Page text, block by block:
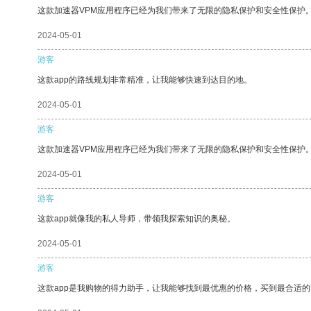
这款加速器VPM应用程序已经为我们带来了无限的隐私保护和安全性保护。
2024-05-01
游客
这款app的路线规划非常精准，让我能够快速到达目的地。
2024-05-01
游客
这款加速器VPM应用程序已经为我们带来了无限的隐私保护和安全性保护。
2024-05-01
游客
这款app就像我的私人导师，带领我探索知识的奥秘。
2024-05-01
游客
这款app是我购物的得力助手，让我能够找到最优惠的价格，买到最合适的